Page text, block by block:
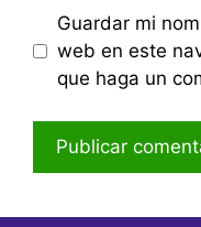
Guardar mi
web en este
que haga un